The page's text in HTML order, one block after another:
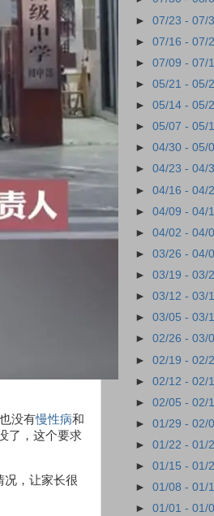
没有慢性病和
了，这个要求
况，让家长很
►07/23 - 07/
►07/16 - 07/
►07/09 - 07/
►05/21 - 05/
►05/14 - 05/
►05/07 - 05/
►04/30 - 05/
►04/23 - 04/
►04/16 - 04/
►04/09 - 04/
►04/02 - 04/
►03/26 - 04/
►03/19 - 03/
►03/12 - 03/
►03/05 - 03/
►02/26 - 03/
►02/19 - 02/
►02/12 - 02/
►02/05 - 02/
►01/29 - 02/
►01/22 - 01/
►01/15 - 01/
►01/08 - 01/
►01/01 - 01/